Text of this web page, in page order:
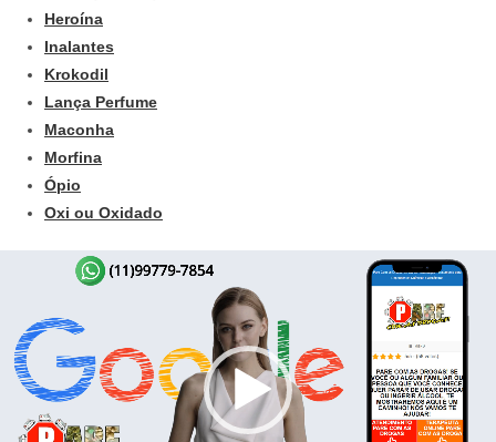
Heroína
Inalantes
Krokodil
Lança Perfume
Maconha
Morfina
Ópio
Oxi ou Oxidado